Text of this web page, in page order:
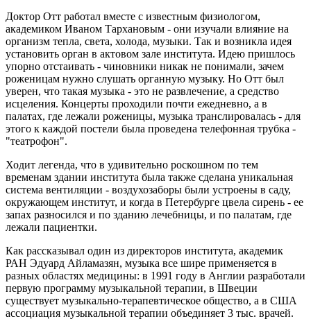
Доктор Отт работал вместе с известным физиологом,
академиком Иваном Тархановым - они изучали влияние на
организм тепла, света, холода, музыки. Так и возникла идея
установить орган в актовом зале института. Идею пришлось
упорно отстаивать - чиновники никак не понимали, зачем
роженицам нужно слушать органную музыку. Но Отт был
уверен, что такая музыка - это не развлечение, а средство
исцеления. Концерты проходили почти ежедневно, а в
палатах, где лежали роженицы, музыка транслировалась - для
этого к каждой постели была проведена телефонная трубка -
"театрофон".
Ходит легенда, что в удивительно роскошном по тем
временам здании института была также сделана уникальная
система вентиляции - воздухозаборы были устроены в саду,
окружающем институт, и когда в Петербурге цвела сирень - ее
запах разносился и по зданию лечебницы, и по палатам, где
лежали пациентки.
Как рассказывал один из директоров института, академик
РАН Эдуард Айламазян, музыка все шире применяется в
разных областях медицины: в 1991 году в Англии разработали
первую программу музыкальной терапии, в Швеции
существует музыкально-терапевтическое общество, а в США
ассоциация музыкальной терапии объединяет 3 тыс. врачей.